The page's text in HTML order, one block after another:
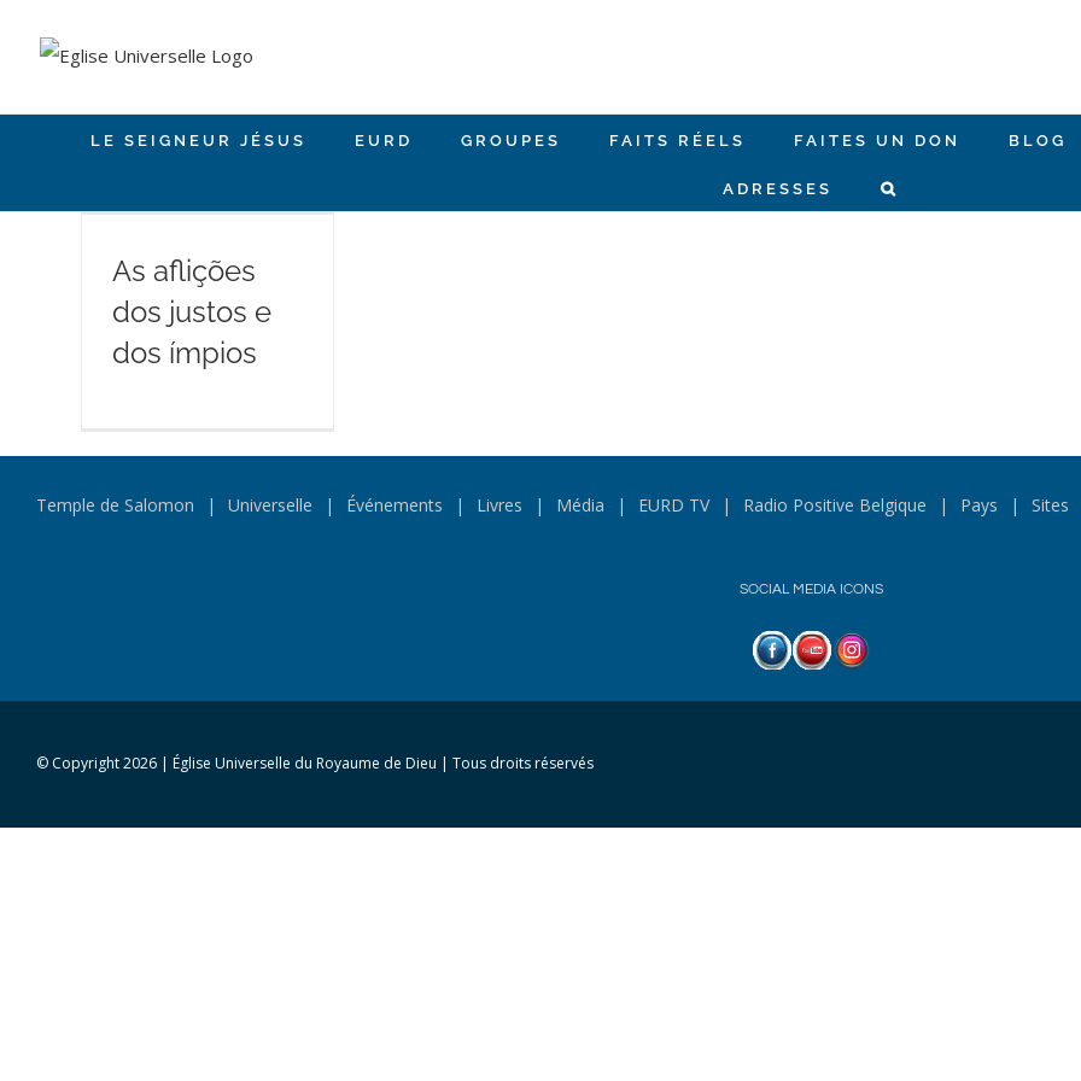
LE SEIGNEUR JÉSUS EURD GROUPES FAITS RÉELS FAITES UN DON BLOG
ADRESSES
As aflições
dos justos e
dos ímpios
Temple de Salomon Universelle Événements Livres Média EURD TV Radio Positive Belgique Pays Sites
SOCIAL MEDIA ICONS
© Copyright2026 | Église Universelle du Royaume de Dieu | Tous droits réservés